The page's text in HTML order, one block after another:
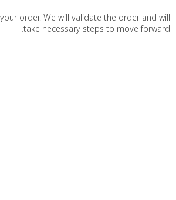
order. We will validate the order and will
take necessary steps to move forward.